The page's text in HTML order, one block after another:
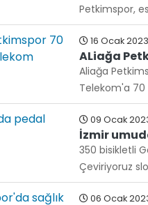
Petkimspor,
16 Ocak
ALiağa
Aliağa
Telekom'a
09 Ocak
İzmir
350 bisikletli
Çeviriyoruz
06 Ocak